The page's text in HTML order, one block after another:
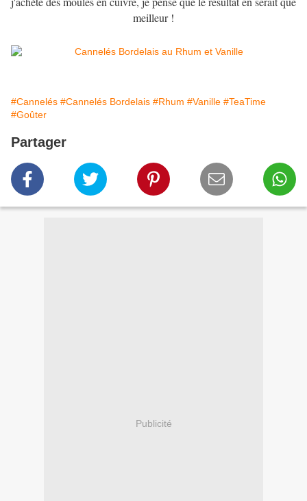
meilleur !
#Cannelés #Cannelés Bordelais #Rhum #Vanille #TeaTime
#Goûter
Partager
Publicité